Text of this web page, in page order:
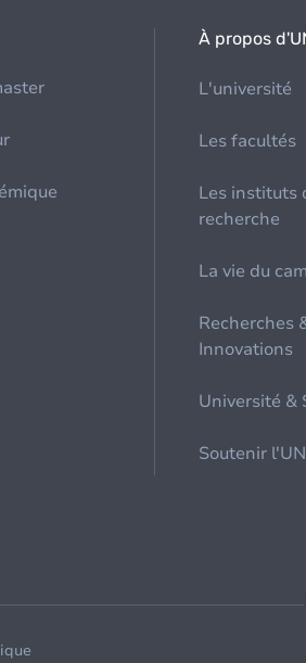
À propos
L'université
Les facultés
Les instituts
recherche
La vie du
Recherches
Innovations
Université &
Soutenir